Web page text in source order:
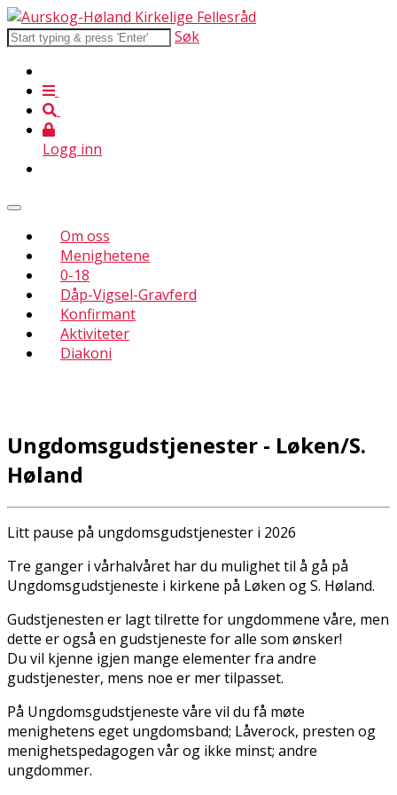
Søk
Logg inn
Om oss
Menighetene
0-18
Dåp-Vigsel-Gravferd
Konfirmant
Aktiviteter
Diakoni
Ungdomsgudstjenester - Løken/S.
Høland
Litt pause på ungdomsgudstjenester i 2026
Tre ganger i vårhalvåret har du mulighet til å gå på
Ungdomsgudstjeneste i kirkene på Løken og S. Høland.
Gudstjenesten er lagt tilrette for ungdommene våre, men
dette er også en gudstjeneste for alle som ønsker!
Du vil kjenne igjen mange elementer fra andre
gudstjenester, mens noe er mer tilpasset.
På Ungdomsgudstjeneste våre vil du få møte
menighetens eget ungdomsband; Låverock, presten og
menighetspedagogen vår og ikke minst; andre
ungdommer.